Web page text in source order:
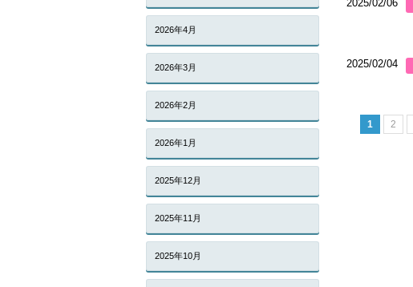
2025/02/06
2025/02/04
1 2
2026年4月
2026年3月
2026年2月
2026年1月
2025年12月
2025年11月
2025年10月